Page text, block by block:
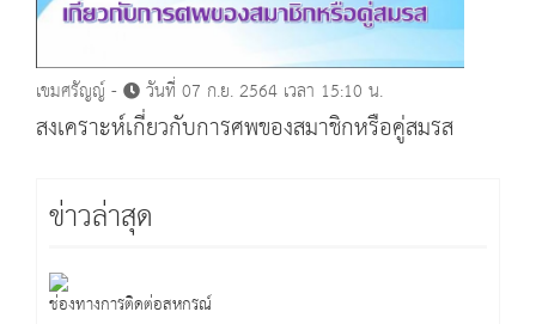
เขมศรัญญ์ - วันที่ 07 ก.ย. 2564 เวลา 15:10 น.
สงเคราะห์เกี่ยวกับการศพของสมาชิกหรือคู่สมรส
ข่าวล่าสุด
ช่องทางการติดต่อสหกรณ์